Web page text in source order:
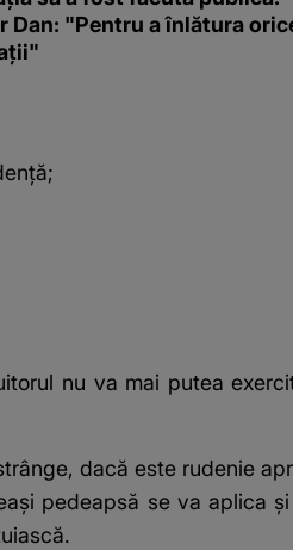
Dan: "Pentru a înlătura
nu va mai putea
dacă este rudenie
pedeapsă se va aplica